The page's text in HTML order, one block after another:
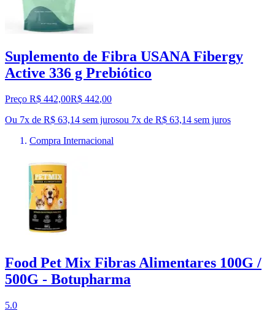
Suplemento de Fibra USANA Fibergy
Active 336 g Prebiótico
Preço R$ 442,00R$ 442,00
Ou 7x de R$ 63,14 sem jurosou 7x de R$ 63,14 sem juros
Compra Internacional
Food Pet Mix Fibras Alimentares 100G /
500G - Botupharma
5.0